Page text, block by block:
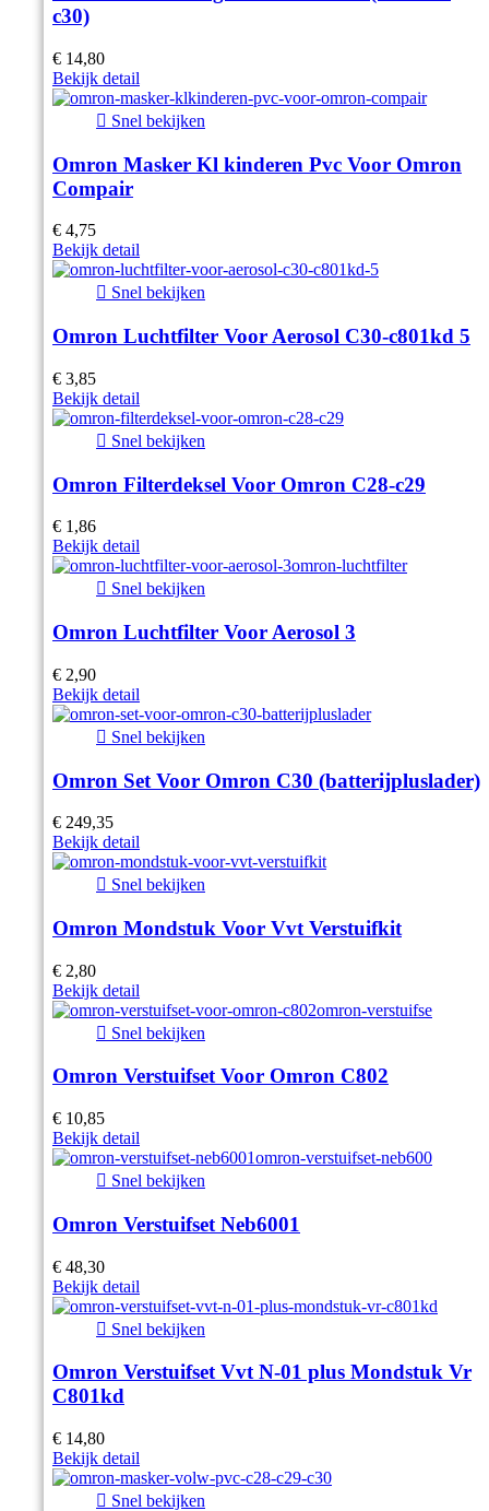
c30)
€ 14,80
Bekijk detail
 Snel bekijken
Omron Masker Kl kinderen Pvc Voor Omron
Compair
€ 4,75
Bekijk detail
 Snel bekijken
Omron Luchtfilter Voor Aerosol C30-c801kd 5
€ 3,85
Bekijk detail
 Snel bekijken
Omron Filterdeksel Voor Omron C28-c29
€ 1,86
Bekijk detail
 Snel bekijken
Omron Luchtfilter Voor Aerosol 3
€ 2,90
Bekijk detail
 Snel bekijken
Omron Set Voor Omron C30 (batterijpluslader)
€ 249,35
Bekijk detail
 Snel bekijken
Omron Mondstuk Voor Vvt Verstuifkit
€ 2,80
Bekijk detail
 Snel bekijken
Omron Verstuifset Voor Omron C802
€ 10,85
Bekijk detail
 Snel bekijken
Omron Verstuifset Neb6001
€ 48,30
Bekijk detail
 Snel bekijken
Omron Verstuifset Vvt N-01 plus Mondstuk Vr
C801kd
€ 14,80
Bekijk detail
 Snel bekijken